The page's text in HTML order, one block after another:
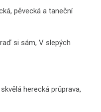
pěvecká a taneční
si sám, V slepých
herecká průprava,